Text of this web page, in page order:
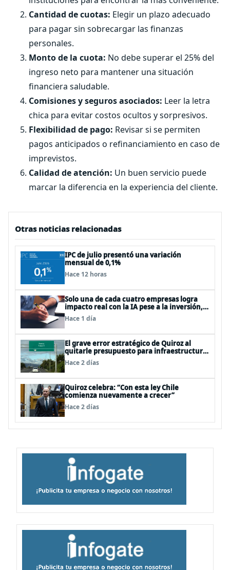
Cantidad de cuotas: Elegir un plazo adecuado
para pagar sin sobrecargar las finanzas
personales.
Monto de la cuota: No debe superar el 25% del
ingreso neto para mantener una situación
financiera saludable.
Comisiones y seguros asociados: Leer la letra
chica para evitar costos ocultos y sorpresivos.
Flexibilidad de pago: Revisar si se permiten
pagos anticipados o refinanciamiento en caso de
imprevistos.
Calidad de atención: Un buen servicio puede
marcar la diferencia en la experiencia del cliente.
Otras noticias relacionadas
IPC de julio presentó una variación
mensual de 0,1%
Hace 12 horas
Solo una de cada cuatro empresas logra
impacto real con la IA pese a la inversión,
según el Foro Económico Mundial
Hace 1 día
El grave error estratégico de Quiroz al
quitarle presupuesto para infraestructura
vial del Biobío
Hace 2 días
Quiroz celebra: “Con esta ley Chile
comienza nuevamente a crecer”
Hace 2 días